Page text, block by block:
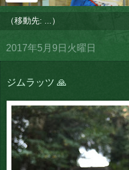
2017年5月9日火曜日
ジムラッツ 🙏